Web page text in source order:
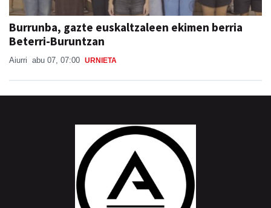
Burrunba, gazte euskaltzaleen ekimen berria
Beterri-Buruntzan
Aiurri abu 07, 07:00 URNIETA